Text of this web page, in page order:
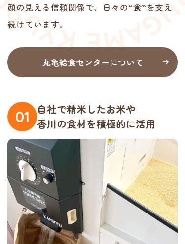
顔の見える信頼関係で、
日々の“食”を支え
続けています。
丸亀給食センターについて
01
自社で精米したお米や
香川の食材を積極的に活用